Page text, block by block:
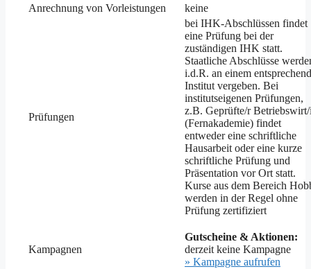
Anrechnung von Vorleistungen
keine
Prüfungen
bei IHK-Abschlüssen findet
eine Prüfung bei der
zuständigen IHK statt.
Staatliche Abschlüsse
i.d.R. an einem
Institut vergeben. Bei
institutseigenen Prüfungen,
z.B. Geprüfte/r
(Fernakademie) findet
entweder eine schriftliche
Hausarbeit oder eine kurze
schriftliche Prüfung und
Präsentation vor Ort statt.
Kurse aus dem Bereich
werden in der Regel ohne
Prüfung zertifiziert
Kampagnen
Gutscheine & Aktionen:
derzeit keine Kampagne
» Kampagne aufrufen